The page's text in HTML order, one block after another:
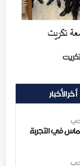
أخر الأخبار
في التجربة